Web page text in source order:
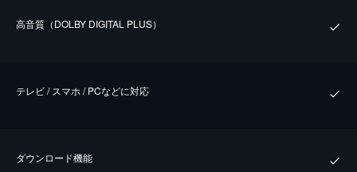
⾼⾳質（DOLBY DIGITAL PLUS）
テレビ / スマホ / PCなどに対応
ダウンロード機能